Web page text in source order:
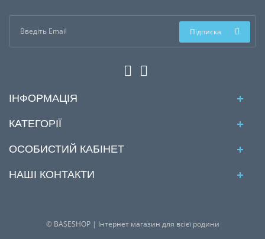
Підписка
ІНФОРМАЦІЯ
КАТЕГОРІЇ
ОСОБИСТИЙ КАБІНЕТ
НАШІ КОНТАКТИ
© BASESHOP | Інтернет магазин для всієї родини